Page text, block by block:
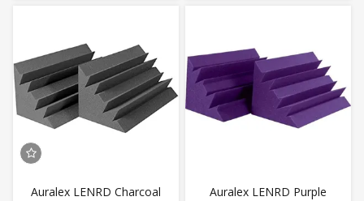
Auralex LENRD Charcoal
Auralex LENRD Purple